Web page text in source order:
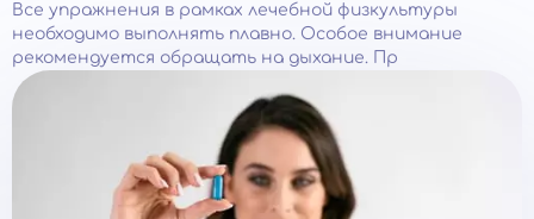
Все упражнения в рамках лечебной физкультуры
необходимо выполнять плавно. Особое внимание
рекомендуется обращать на дыхание. Пр